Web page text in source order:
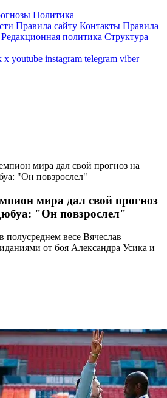
Политика
Правила сайту Контакты Правила
Редакционная политика Структура
x youtube instagram telegram viber
мира дал свой прогноз на
"Он повзрослел"
мира дал свой прогноз
"Он повзрослел"
весе Вячеслав
от боя Александра Усика и